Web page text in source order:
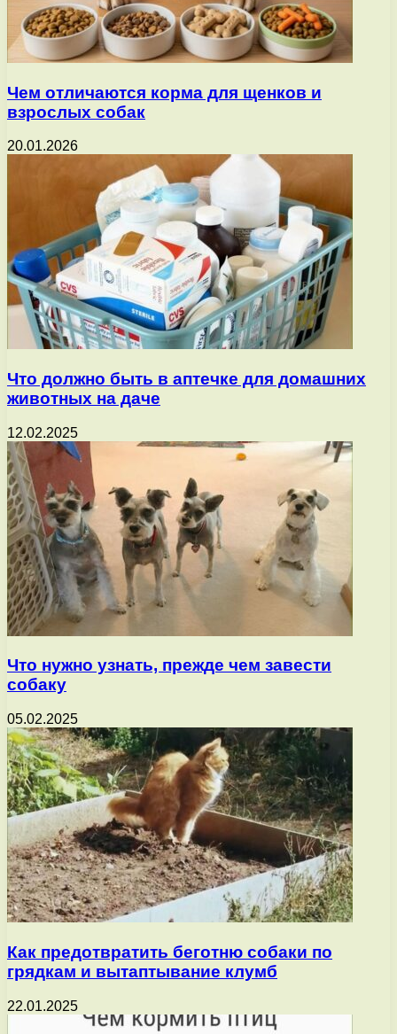
Чем отличаются корма для щенков и
взрослых собак
20.01.2026
Что должно быть в аптечке для домашних
животных на даче
12.02.2025
Что нужно узнать, прежде чем завести
собаку
05.02.2025
Как предотвратить беготню собаки по
грядкам и вытаптывание клумб
22.01.2025